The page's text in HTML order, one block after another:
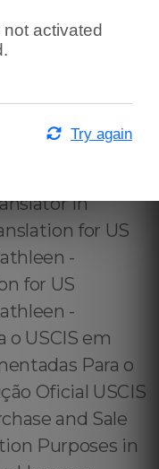
activated
Try again